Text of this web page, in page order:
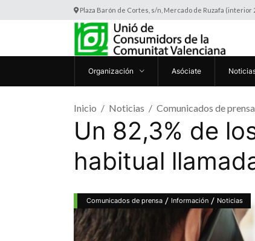
Plaza Barón de Cortes, s/n, Mercado de Ruzafa (interior
Organización Asóciate
Inicio Noticias Comunicados de prensa
Un 82,3% de
habitual
Comunicados de prensa / Información / Noticias